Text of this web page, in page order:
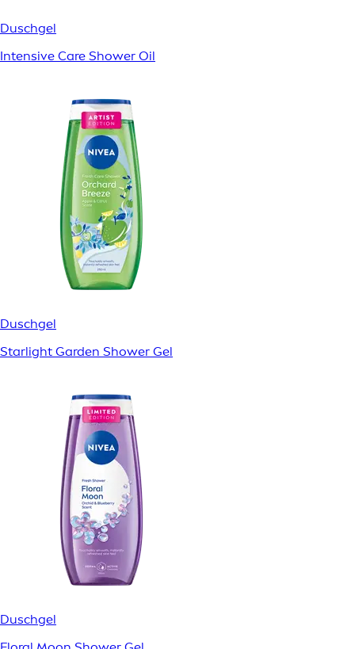
Duschgel
Intensive Care Shower Oil
Duschgel
Starlight Garden Shower Gel
Duschgel